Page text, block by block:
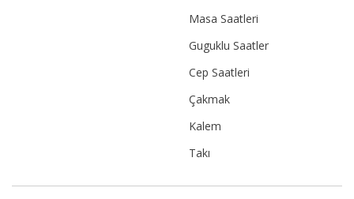
Masa Saatleri
Guguklu Saatler
Cep Saatleri
Çakmak
Kalem
Takı